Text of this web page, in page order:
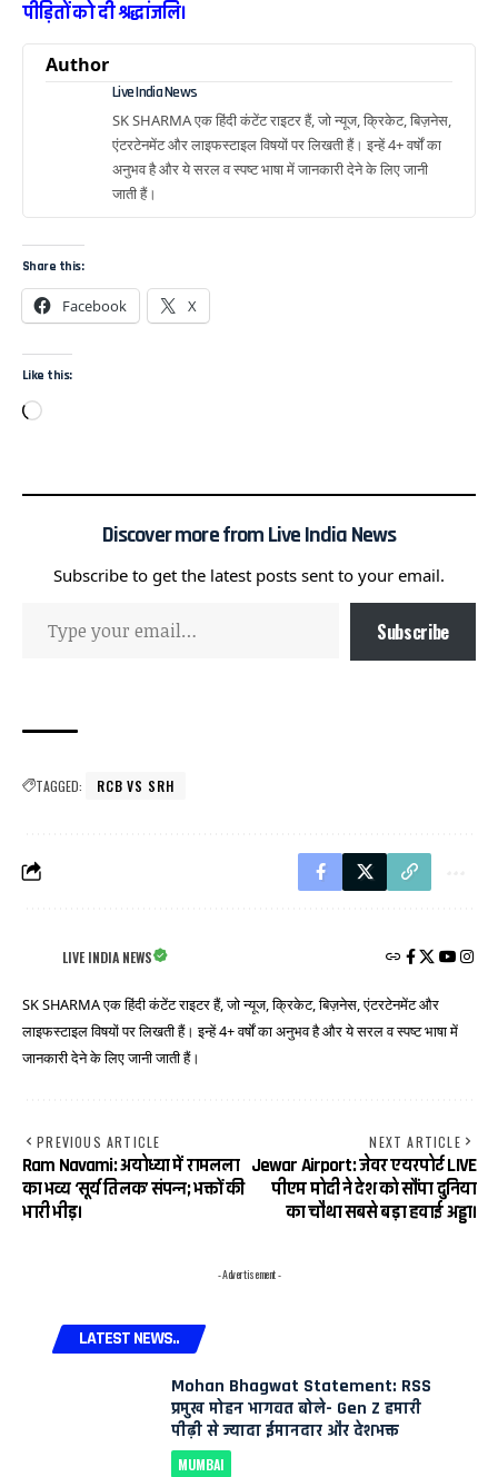
पीड़ितों को दी श्रद्धांजलि।
Author
Live India News
SK SHARMA एक हिंदी कंटेंट राइटर हैं, जो न्यूज, क्रिकेट, बिज़नेस,
एंटरटेनमेंट और लाइफस्टाइल विषयों पर लिखती हैं। इन्हें 4+ वर्षों का
अनुभव है और ये सरल व स्पष्ट भाषा में जानकारी देने के लिए जानी
जाती हैं।
Share this:
Facebook X
Like this:
Discover more from Live India News
Subscribe to get the latest posts sent to your email.
Subscribe
TAGGED: RCB VS SRH
LIVE INDIA NEWS
SK SHARMA एक हिंदी कंटेंट राइटर हैं, जो न्यूज, क्रिकेट, बिज़नेस, एंटरटेनमेंट और
लाइफस्टाइल विषयों पर लिखती हैं। इन्हें 4+ वर्षों का अनुभव है और ये सरल व स्पष्ट भाषा में
जानकारी देने के लिए जानी जाती हैं।
PREVIOUS ARTICLE
Ram Navami: अयोध्या में रामलला
का भव्य ‘सूर्य तिलक’ संपन्न; भक्तों की
भारी भीड़।
NEXT ARTICLE
Jewar Airport: जेवर एयरपोर्ट LIVE
पीएम मोदी ने देश को सौंपा दुनिया
का चौथा सबसे बड़ा हवाई अड्डा।
- Advertisement -
LATEST NEWS..
Mohan Bhagwat Statement: RSS
प्रमुख मोहन भागवत बोले- Gen Z हमारी
पीढ़ी से ज्यादा ईमानदार और देशभक्त
MUMBAI